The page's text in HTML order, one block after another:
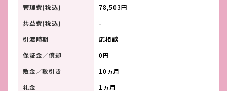
管理費(税込)
78,503円
共益費(税込)
-
引渡時期
応相談
保証金／償却
0円
敷金／敷引き
10ヵ月
礼金
1ヵ月